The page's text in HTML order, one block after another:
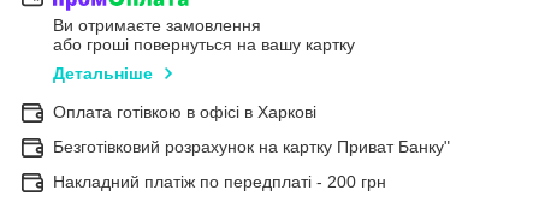
Ви отримаєте замовлення
або гроші повернуться на вашу картку
Детальніше
Оплата готівкою в офісі в Харкові
Безготівковий розрахунок на картку Приват Банку"
Накладний платіж по передплаті - 200 грн